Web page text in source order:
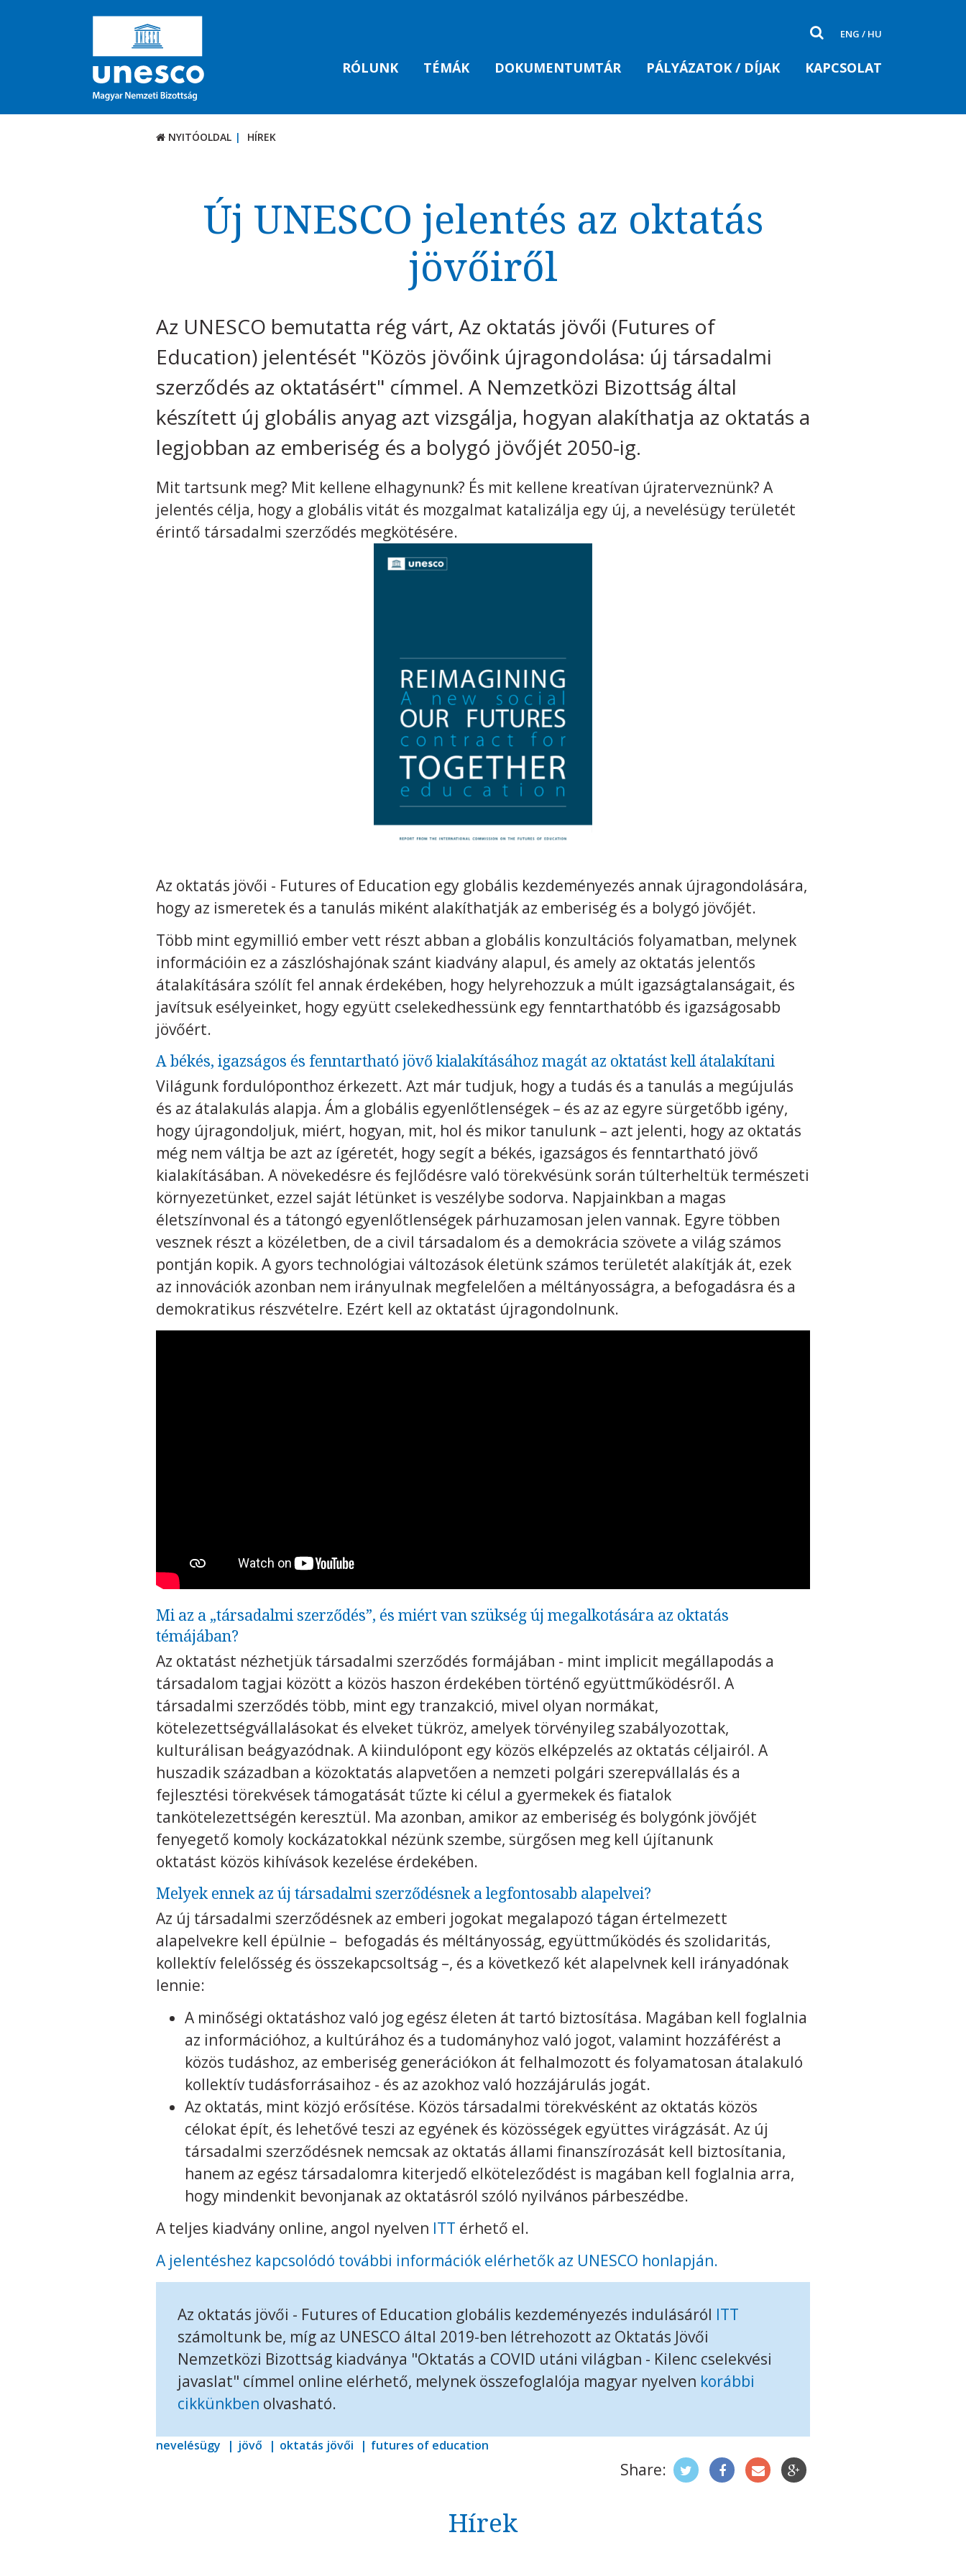
ENG / HU
RÓLUNK TÉMÁK DOKUMENTUMTÁR PÁLYÁZATOK / DÍJAK KAPCSOLAT
NYITÓOLDAL HÍREK
Új UNESCO jelentés az oktatás
jövőiről
Az UNESCO bemutatta rég várt, Az oktatás jövői (Futures of
Education) jelentését "Közös jövőink újragondolása: új társadalmi
szerződés az oktatásért" címmel. A Nemzetközi Bizottság által
készített új globális anyag azt vizsgálja, hogyan alakíthatja az oktatás a
legjobban az emberiség és a bolygó jövőjét 2050-ig.
Mit tartsunk meg? Mit kellene elhagynunk? És mit kellene kreatívan újraterveznünk? A
jelentés célja, hogy a globális vitát és mozgalmat katalizálja egy új, a nevelésügy területét
érintő társadalmi szerződés megkötésére.
Az oktatás jövői - Futures of Education egy globális kezdeményezés annak újragondolására,
hogy az ismeretek és a tanulás miként alakíthatják az emberiség és a bolygó jövőjét.
Több mint egymillió ember vett részt abban a globális konzultációs folyamatban, melynek
információin ez a zászlóshajónak szánt kiadvány alapul, és amely az oktatás jelentős
átalakítására szólít fel annak érdekében, hogy helyrehozzuk a múlt igazságtalanságait, és
javítsuk esélyeinket, hogy együtt cselekedhessünk egy fenntarthatóbb és igazságosabb
jövőért.
A békés, igazságos és fenntartható jövő kialakításához magát az oktatást kell átalakítani
Világunk fordulóponthoz érkezett. Azt már tudjuk, hogy a tudás és a tanulás a megújulás
és az átalakulás alapja. Ám a globális egyenlőtlenségek – és az az egyre sürgetőbb igény,
hogy újragondoljuk, miért, hogyan, mit, hol és mikor tanulunk – azt jelenti, hogy az oktatás
még nem váltja be azt az ígéretét, hogy segít a békés, igazságos és fenntartható jövő
kialakításában. A növekedésre és fejlődésre való törekvésünk során túlterheltük természeti
környezetünket, ezzel saját létünket is veszélybe sodorva. Napjainkban a magas
életszínvonal és a tátongó egyenlőtlenségek párhuzamosan jelen vannak. Egyre többen
vesznek részt a közéletben, de a civil társadalom és a demokrácia szövete a világ számos
pontján kopik. A gyors technológiai változások életünk számos területét alakítják át, ezek
az innovációk azonban nem irányulnak megfelelően a méltányosságra, a befogadásra és a
demokratikus részvételre. Ezért kell az oktatást újragondolnunk.
Mi az a „társadalmi szerződés”, és miért van szükség új megalkotására az oktatás
témájában?
Az oktatást nézhetjük társadalmi szerződés formájában - mint implicit megállapodás a
társadalom tagjai között a közös haszon érdekében történő együttműködésről. A
társadalmi szerződés több, mint egy tranzakció, mivel olyan normákat,
kötelezettségvállalásokat és elveket tükröz, amelyek törvényileg szabályozottak,
kulturálisan beágyazódnak. A kiindulópont egy közös elképzelés az oktatás céljairól. A
huszadik században a közoktatás alapvetően a nemzeti polgári szerepvállalás és a
fejlesztési törekvések támogatását tűzte ki célul a gyermekek és fiatalok
tankötelezettségén keresztül. Ma azonban, amikor az emberiség és bolygónk jövőjét
fenyegető komoly kockázatokkal nézünk szembe, sürgősen meg kell újítanunk
oktatást közös kihívások kezelése érdekében.
Melyek ennek az új társadalmi szerződésnek a legfontosabb alapelvei?
Az új társadalmi szerződésnek az emberi jogokat megalapozó tágan értelmezett
alapelvekre kell épülnie – befogadás és méltányosság, együttműködés és szolidaritás,
kollektív felelősség és összekapcsoltság –, és a következő két alapelvnek kell irányadónak
lennie:
A minőségi oktatáshoz való jog egész életen át tartó biztosítása. Magában kell foglalnia
az információhoz, a kultúrához és a tudományhoz való jogot, valamint hozzáférést a
közös tudáshoz, az emberiség generációkon át felhalmozott és folyamatosan átalakuló
kollektív tudásforrásaihoz - és az azokhoz való hozzájárulás jogát.
Az oktatás, mint közjó erősítése. Közös társadalmi törekvésként az oktatás közös
célokat épít, és lehetővé teszi az egyének és közösségek együttes virágzását. Az új
társadalmi szerződésnek nemcsak az oktatás állami finanszírozását kell biztosítania,
hanem az egész társadalomra kiterjedő elköteleződést is magában kell foglalnia arra,
hogy mindenkit bevonjanak az oktatásról szóló nyilvános párbeszédbe.
A teljes kiadvány online, angol nyelven ITT érhető el.
A jelentéshez kapcsolódó további információk elérhetők az UNESCO honlapján.
Az oktatás jövői - Futures of Education globális kezdeményezés indulásáról ITT
számoltunk be, míg az UNESCO által 2019-ben létrehozott az Oktatás Jövői
Nemzetközi Bizottság kiadványa "Oktatás a COVID utáni világban - Kilenc cselekvési
javaslat" címmel online elérhető, melynek összefoglalója magyar nyelven korábbi
cikkünkben olvasható.
nevelésügy jövő oktatás jövői futures of education
Share:
Hírek